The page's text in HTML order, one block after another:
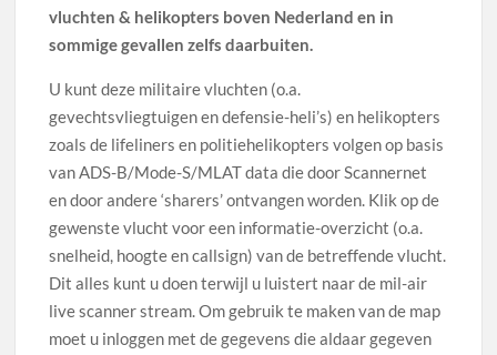
vluchten & helikopters boven Nederland en in
sommige gevallen zelfs daarbuiten.
U kunt deze militaire vluchten (o.a.
gevechtsvliegtuigen en defensie-heli’s) en helikopters
zoals de lifeliners en politiehelikopters volgen op basis
van ADS-B/Mode-S/MLAT data die door Scannernet
en door andere ‘sharers’ ontvangen worden. Klik op de
gewenste vlucht voor een informatie-overzicht (o.a.
snelheid, hoogte en callsign) van de betreffende vlucht.
Dit alles kunt u doen terwijl u luistert naar de mil-air
live scanner stream. Om gebruik te maken van de map
moet u inloggen met de gegevens die aldaar gegeven